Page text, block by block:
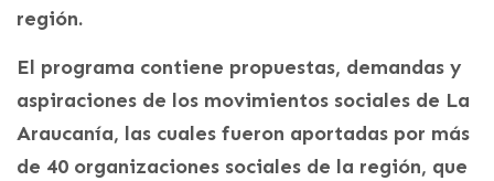
región.
El programa contiene propuestas, demandas y
aspiraciones de los movimientos sociales de La
Araucanía, las cuales fueron aportadas por más
de 40 organizaciones sociales de la región, que